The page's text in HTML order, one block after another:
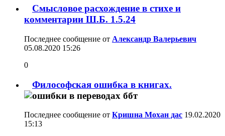
Смысловое расхождение в стихе и
комментарии Ш.Б. 1.5.24
Последнее сообщение от Александр Валерьевич
05.08.2020 15:26
0
Философская ошибка в книгах.
Последнее сообщение от Кришна Мохан дас 19.02.2020
15:13